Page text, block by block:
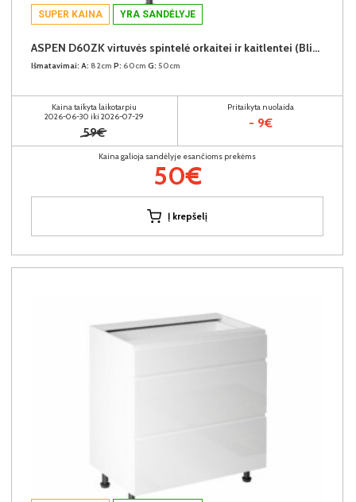
SUPER KAINA YRA SANDĖLYJE
ASPEN D60ZK virtuvės spintelė orkaitei ir kaitlentei (Blizgus baltas/Baltas)
Išmatavimai: A: 82cm P: 60cm G: 50cm
Kaina taikyta laikotarpiu
2026-06-30 iki 2026-07-29
59€
Pritaikyta nuolaida
- 9€
Kaina galioja sandėlyje esančioms prekėms
50€
Į krepšelį